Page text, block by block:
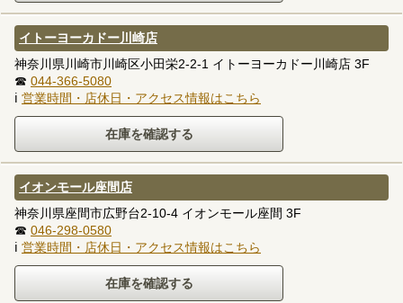
イトーヨーカドー川崎店
神奈川県川崎市川崎区小田栄2-2-1 イトーヨーカドー川崎店 3F
☎ 044-366-5080
ℹ 営業時間・店休日・アクセス情報はこちら
イオンモール座間店
神奈川県座間市広野台2-10-4 イオンモール座間 3F
☎ 046-298-0580
ℹ 営業時間・店休日・アクセス情報はこちら